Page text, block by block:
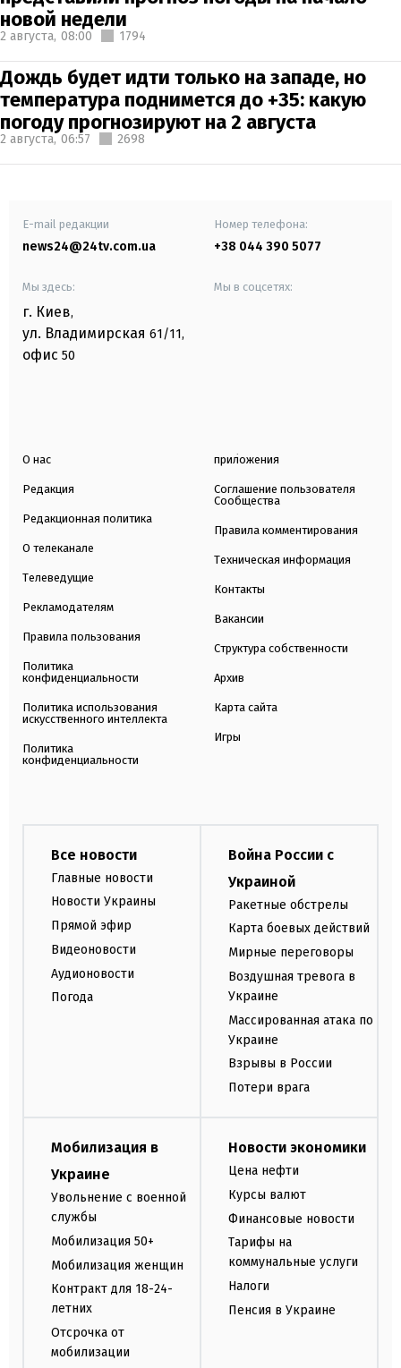
новой недели
2 августа, 08:00 1794
Дождь будет идти только на западе, но
температура поднимется до +35: какую
погоду прогнозируют на 2 августа
2 августа, 06:57 2698
E-mail редакции
news24@24tv.com.ua
Номер телефона:
+38 044 390 5077
Мы здесь:
г. Киев,
ул. Владимирская 61/11,
офис 50
Мы в соцсетях:
О нас
Редакция
Редакционная политика
О телеканале
Телеведущие
Рекламодателям
Правила пользования
Политика
конфиденциальности
Политика использования
искусственного интеллекта
Политика
конфиденциальности
приложения
Соглашение пользователя
Сообщества
Правила комментирования
Техническая информация
Контакты
Вакансии
Структура собственности
Архив
Карта сайта
Игры
Все новости
Главные новости
Новости Украины
Прямой эфир
Видеоновости
Аудионовости
Погода
Война России с
Украиной
Ракетные обстрелы
Карта боевых действий
Мирные переговоры
Воздушная тревога в
Украине
Массированная атака по
Украине
Взрывы в России
Потери врага
Мобилизация в
Украине
Увольнение с военной
службы
Мобилизация 50+
Мобилизация женщин
Контракт для 18-24-
летних
Отсрочка от
мобилизации
Новости экономики
Цена нефти
Курсы валют
Финансовые новости
Тарифы на
коммунальные услуги
Налоги
Пенсия в Украине